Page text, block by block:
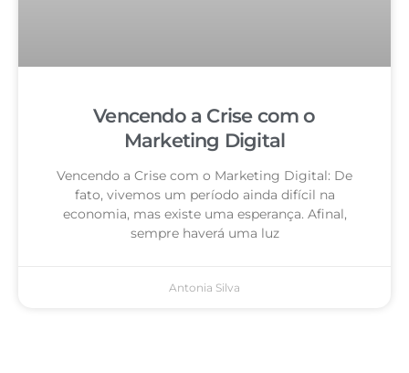
Vencendo a Crise com o
Marketing Digital
Vencendo a Crise com o Marketing Digital: De
fato, vivemos um período ainda difícil na
economia, mas existe uma esperança. Afinal,
sempre haverá uma luz
Antonia Silva